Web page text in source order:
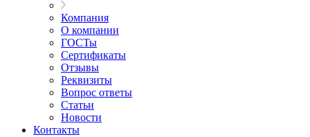
Компания
О компании
ГОСТы
Сертификаты
Отзывы
Реквизиты
Вопрос ответы
Статьи
Новости
Контакты